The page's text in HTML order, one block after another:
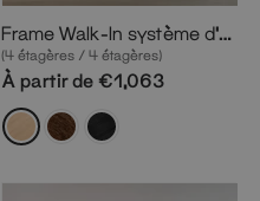
Frame Walk-In système d'étagères 2 colonnes
(4 étagères / 4 étagères)
À partir de €1,063